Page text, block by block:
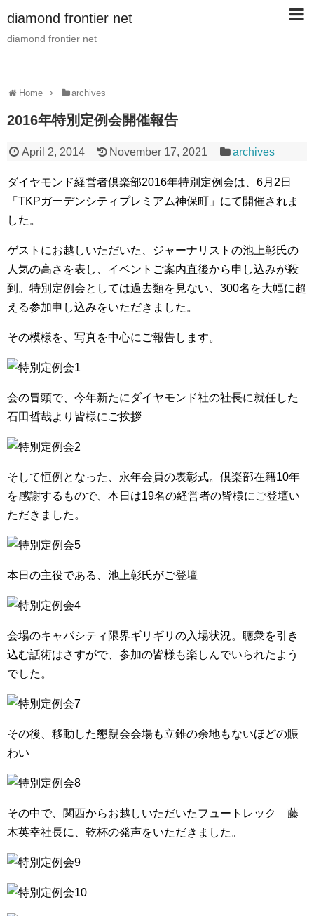
diamond frontier net
diamond frontier net
Home archives
2016年特別定例会開催報告
April 2, 2014 November 17, 2021 archives
ダイヤモンド経営者倶楽部2016年特別定例会は、6月2日
「TKPガーデンシティプレミアム神保町」にて開催されま
した。
ゲストにお越しいただいた、ジャーナリストの池上彰氏の
人気の高さを表し、イベントご案内直後から申し込みが殺
到。特別定例会としては過去類を見ない、300名を大幅に超
える参加申し込みをいただきました。
その模様を、写真を中心にご報告します。
会の冒頭で、今年新たにダイヤモンド社の社長に就任した
石田哲哉より皆様にご挨拶
そして恒例となった、永年会員の表彰式。倶楽部在籍10年
を感謝するもので、本日は19名の経営者の皆様にご登壇い
ただきました。
本日の主役である、池上彰氏がご登壇
会場のキャパシティ限界ギリギリの入場状況。聴衆を引き
込む話術はさすがで、参加の皆様も楽しんでいられたよう
でした。
その後、移動した懇親会会場も立錐の余地もないほどの賑
わい
その中で、関西からお越しいただいたフュートレック 藤
木英幸社長に、乾杯の発声をいただきました。